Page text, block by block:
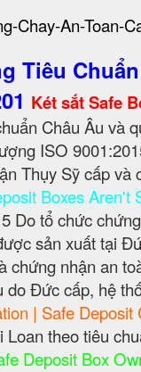
Tiêu
Két sắt Safe
Châu Âu và
ISO
Thụy Sỹ cấp và
Boxes Aren't
Do tổ chức
sản xuất tại
chứng nhận an
do Đức cấp, hệ
| Safe Deposit
theo tiêu
Deposit Box